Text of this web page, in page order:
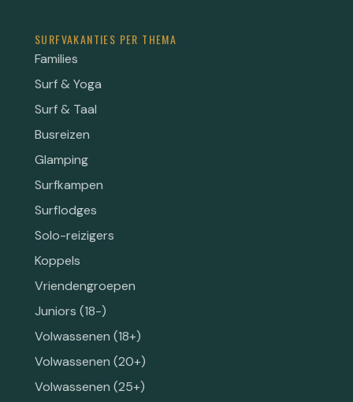
SURFVAKANTIES PER THEMA
Families
Surf & Yoga
Surf & Taal
Busreizen
Glamping
Surfkampen
Surflodges
Solo-reizigers
Koppels
Vriendengroepen
Juniors (18-)
Volwassenen (18+)
Volwassenen (20+)
Volwassenen (25+)